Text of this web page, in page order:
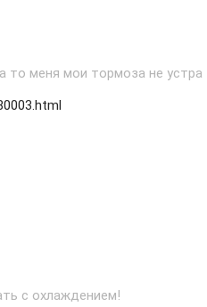
то меня мои тормоза не устра
с охлаждением!